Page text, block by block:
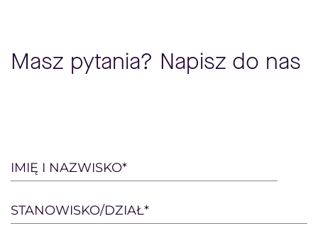
Masz pytania? Napisz do nas
Please
leave
this
IMIĘ I NAZWISKO*
STANOWISKO/DZIAŁ*